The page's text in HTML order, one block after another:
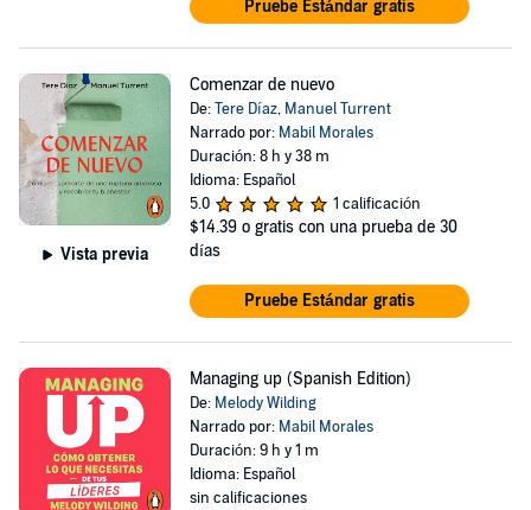
Pruebe Estándar gratis
Vista previa
Comenzar de nuevo
De:Tere Díaz, Manuel Turrent
Narrado por: Mabil Morales
Duración: 8 h y 38 m
Idioma: Español
5.0
1 calificación
$14.39 o gratis con una prueba de 30
días
Pruebe Estándar gratis
Managing up (Spanish Edition)
De: Melody Wilding
Narrado por: Mabil Morales
Duración: 9 h y 1 m
Idioma: Español
sin calificaciones